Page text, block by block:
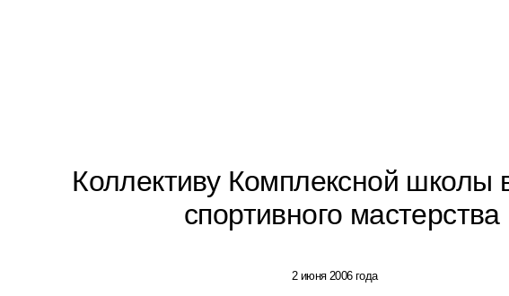
Коллективу Комплексной школы
спортивного мастерства
2 июня 2006 года